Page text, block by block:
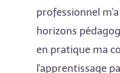
professionnel
horizons
en pratique ma
l'apprentissage